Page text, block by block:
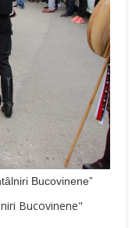
Bucovinene”
Bucovinene"